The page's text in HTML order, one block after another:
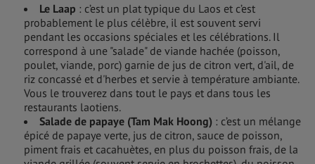
Le Laap : c’est un plat typique du Laos et c’est
probablement le plus célèbre, il est souvent servi
pendant les occasions spéciales et les célébrations. Il
correspond à une "salade" de viande hachée (poisson,
poulet, viande, porc) garnie de jus de citron vert, d'ail, de
riz concassé et d'herbes et servie à température ambiante.
Vous le trouverez dans tout le pays et dans tous les
restaurants laotiens.
Salade de papaye (Tam Mak Hoong) : c’est un mélange
épicé de papaye verte, jus de citron, sauce de poisson,
piment frais et cacahuètes, en plus du poisson frais, de la